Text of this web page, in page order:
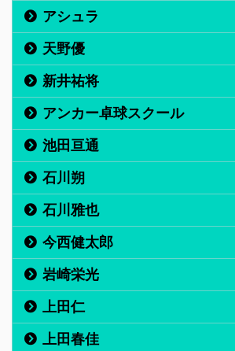
アシュラ
天野優
新井祐将
アンカー卓球スクール
池田亘通
石川朔
石川雅也
今西健太郎
岩崎栄光
上田仁
上田春佳